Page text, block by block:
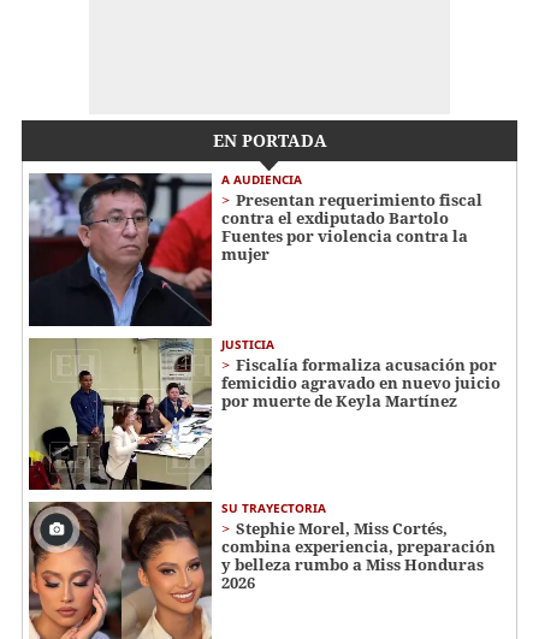
EN PORTADA
A AUDIENCIA
Presentan requerimiento fiscal
contra el exdiputado Bartolo
Fuentes por violencia contra la
mujer
JUSTICIA
Fiscalía formaliza acusación por
femicidio agravado en nuevo juicio
por muerte de Keyla Martínez
SU TRAYECTORIA
Stephie Morel, Miss Cortés,
combina experiencia, preparación
y belleza rumbo a Miss Honduras
2026